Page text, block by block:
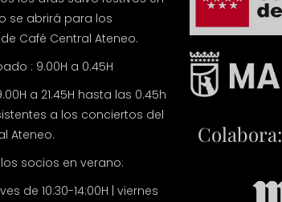
se abrirá para los
Café Central Ateneo.
: 9.00H a 0.45H
a 21.45H hasta las 0.45h
a los conciertos del
Ateneo.
socios en verano:
de 10:30-14:00H | viernes
Colabora: